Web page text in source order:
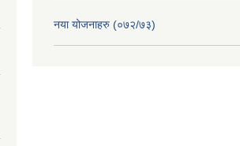
नया योजनाहरु (०७२/७३)